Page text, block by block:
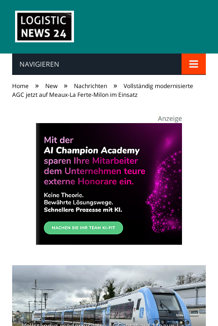
NAVIGIEREN
Home » New » Nachrichten »
Vollständig modernisierte
AGC jetzt auf Meaux-La Ferte-Milon im Einsatz